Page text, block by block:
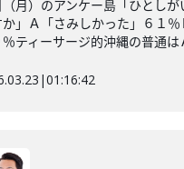
（月）のアンケー島「ひとし
」Ａ「さみしかった」６１
ティーサージ的沖縄の普通は
|01:16:42